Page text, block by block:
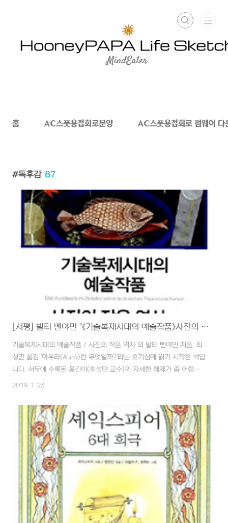
홈 AC스폿용접회로분양 AC스폿용접회로 펌웨어 다
독후감 87
[서평] 발터 벤야민 "《기술복제시대의 예술작품》사진의 작은 역사 외" - 사진,영화의 등작으로 아우라는 예술의 본질이 될 수 없음(?)
기술복제시대의 예술작품 / 사진의 작은 역사 외 발터 벤야민 지음, 최
성만 옮김 '아우라(Aura)란 무엇일까?'라는 호기심에 읽기 시작한 책입
니다. 서두에 수록된 옮긴이(최성만 교수)의 자세한 해제가 좀 어렵긴
했지만 그것이 도움이되었는지 실제 발터 벤야민(Valter Benjamin,
인 까지 그리 어렵지 않게 읽을 수 있었습니다. 해제에서 미리 정리되어
있고, 제3편은 제2편을 다듬은 거의 흡사한 내용이며 에서도 상당 부분
중복되는 내용이 적지 않습니다. 따라서 한번을 읽었지만 자연스럽게
중복되기 때문에 점차 윤곽이 드러났고 인상 깊었던 문구들을 다시 옮
겨 적는 과정에서 정리에 도움이 된 듯합니다. 먼저 논문 전체에 걸쳐
이해..
2019. 1. 23.